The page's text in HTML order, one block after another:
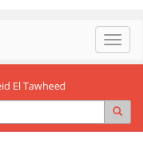
El Tawheed